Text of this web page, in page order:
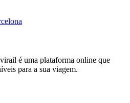
é uma plataforma online que
para a sua viagem.